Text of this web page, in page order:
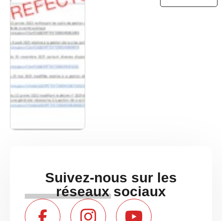
Suivez-nous sur les
réseaux sociaux